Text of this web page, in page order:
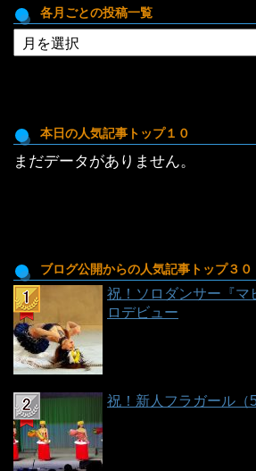
ゴ
リ
各月ごとの投稿一覧
各
月
投
稿
一
本日の人気記事トップ１０
まだデータがありません。
ブログ公開からの人気記事トップ３０
祝！ソロダンサー『マ
ロデビュー
祝！新人フラガール（